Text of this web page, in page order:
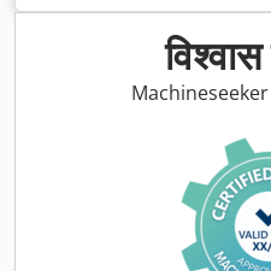
Machineseeker